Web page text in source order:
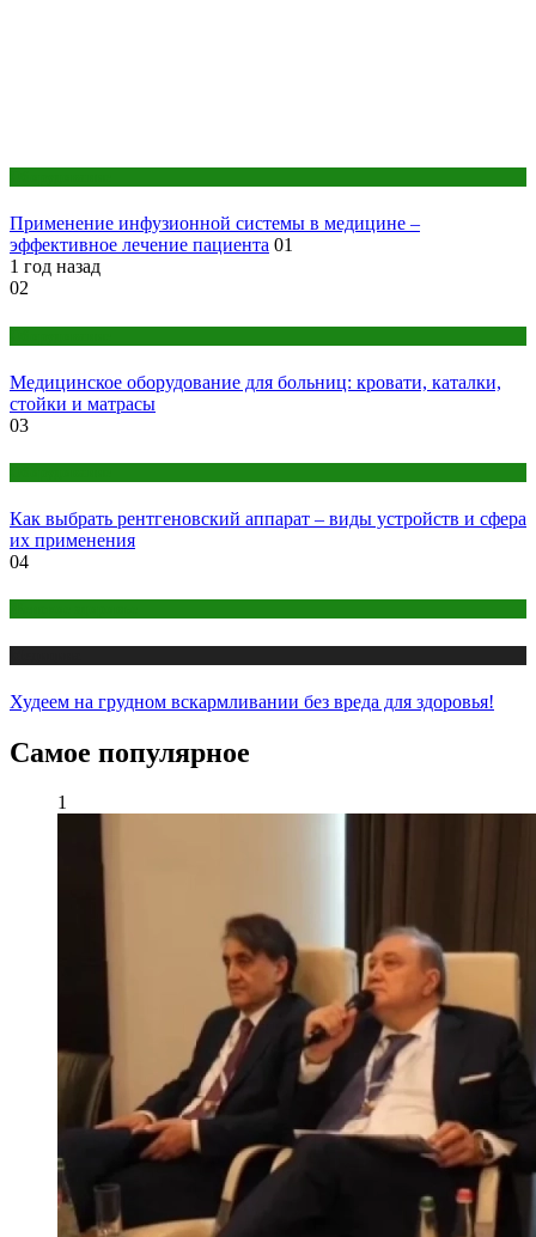
Применение инфузионной системы в медицине –
эффективное лечение пациента 01
1 год назад
02
Медицинское оборудование для больниц: кровати, каталки,
стойки и матрасы
03
Как выбрать рентгеновский аппарат – виды устройств и сфера
их применения
04
Худеем на грудном вскармливании без вреда для здоровья!
Самое популярное
1